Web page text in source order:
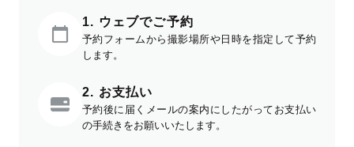
1. ウェブでご予約
予約フォームから撮影場所や日時を指定して予約
します。
2. お支払い
予約後に届くメールの案内にしたがってお支払い
の手続きをお願いいたします。